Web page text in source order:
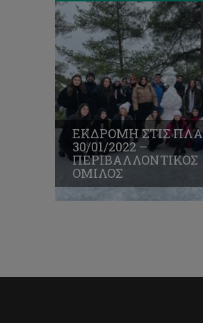
ΕΚΔΡΟΜΗ ΣΤΙΣ
30/01/2022 –
ΠΕΡΙΒΑΛΛΟΝΤΙΚΟΣ
ΟΜΙΛΟΣ